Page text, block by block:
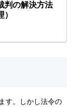
判の解決方法
す。しかし法令の